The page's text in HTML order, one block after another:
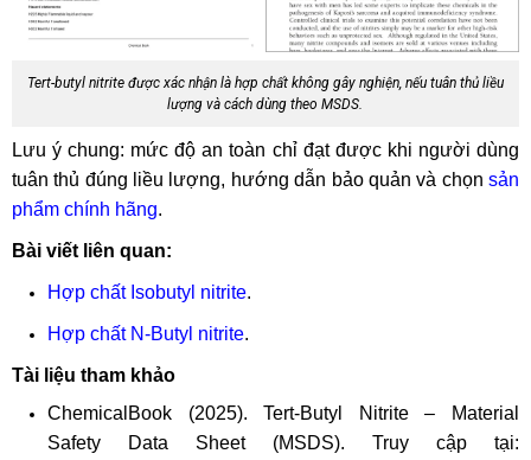
Tert-butyl nitrite được xác nhận là hợp chất không gây nghiện, nếu tuân thủ liều
lượng và cách dùng theo MSDS.
Lưu ý chung: mức độ an toàn chỉ đạt được khi người dùng
tuân thủ đúng liều lượng, hướng dẫn bảo quản và chọn sản
phẩm chính hãng.
Bài viết liên quan:
Hợp chất Isobutyl nitrite.
Hợp chất N-Butyl nitrite.
Tài liệu tham khảo
ChemicalBook (2025). Tert-Butyl Nitrite – Material
Safety Data Sheet (MSDS). Truy cập tại: